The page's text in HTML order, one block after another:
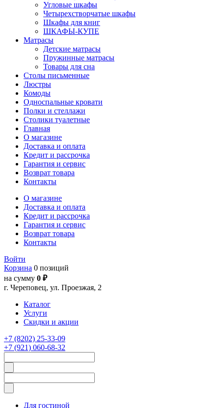
Угловые шкафы
Четырехстворчатые шкафы
Шкафы для книг
ШКАФЫ-КУПЕ
Матрасы
Детские матрасы
Пружинные матрасы
Товары для сна
Столы письменные
Люстры
Комоды
Односпальные кровати
Полки и стеллажи
Столики туалетные
Главная
О магазине
Доставка и оплата
Кредит и рассрочка
Гарантия и сервис
Возврат товара
Контакты
О магазине
Доставка и оплата
Кредит и рассрочка
Гарантия и сервис
Возврат товара
Контакты
Войти
Корзина 0 позиций
на сумму 0 ₽
г. Череповец, ул. Проезжая, 2
Каталог
Услуги
Скидки и акции
+7 (8202) 25-33-09
+7 (921) 060-68-32
Для гостиной